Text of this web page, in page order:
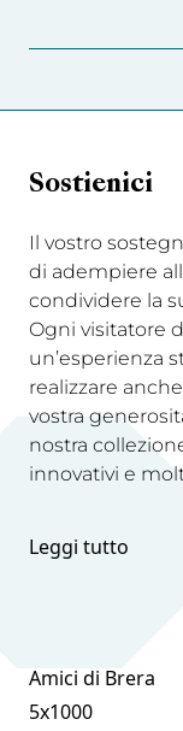
Sostienici
Il vostro
di adempiere
condividere la
Ogni visitatore
un’esperienza
realizzare
vostra
nostra
innovativi e
Leggi tutto
Amici di Brera
5x1000